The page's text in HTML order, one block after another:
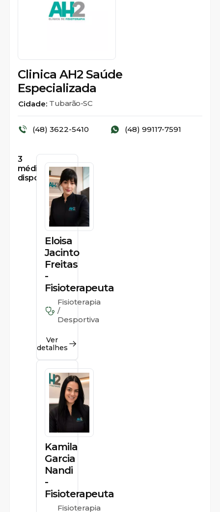
Clinica AH2 Saúde
Especializada
Cidade: Tubarão-SC
(48) 3622-5410 (48) 99117-7591
3
médicos
disponíveis
Eloisa
Jacinto
Freitas
-
Fisioterapeuta
Fisioterapia
/
Desportiva
Ver
detalhes
Kamila
Garcia
Nandi
-
Fisioterapeuta
Fisioterapia